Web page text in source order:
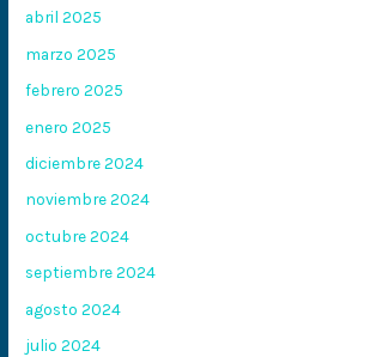
abril 2025
marzo 2025
febrero 2025
enero 2025
diciembre 2024
noviembre 2024
octubre 2024
septiembre 2024
agosto 2024
julio 2024